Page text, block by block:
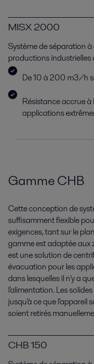
MISX 2000
Système de séparation
productions industrielles
De 10 à 200 m3/h
Résistance accrue
applications
Gamme CHB
Cette conception de
suffisamment flexible
exigences, tant sur le
gamme est adaptée aux
est une solution de
évacuation pour les
dans lesquelles il n'y a
l'alimentation. Les
jusqu'à ce que l'appareil
soient retirés
CHB 150